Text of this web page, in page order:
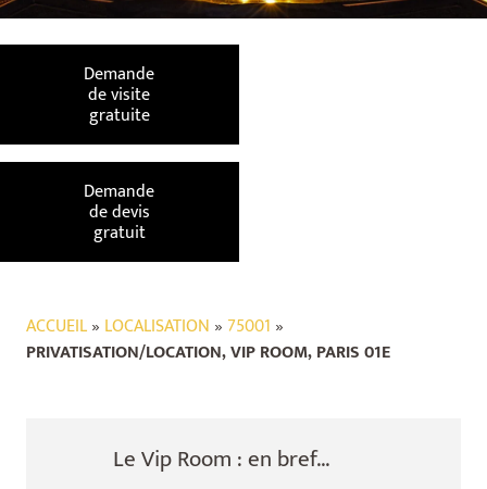
Demande
de visite
gratuite
Demande
de devis
gratuit
ACCUEIL» LOCALISATION » 75001 »
PRIVATISATION/LOCATION, VIP ROOM, PARIS 01E
Le Vip Room : en bref...